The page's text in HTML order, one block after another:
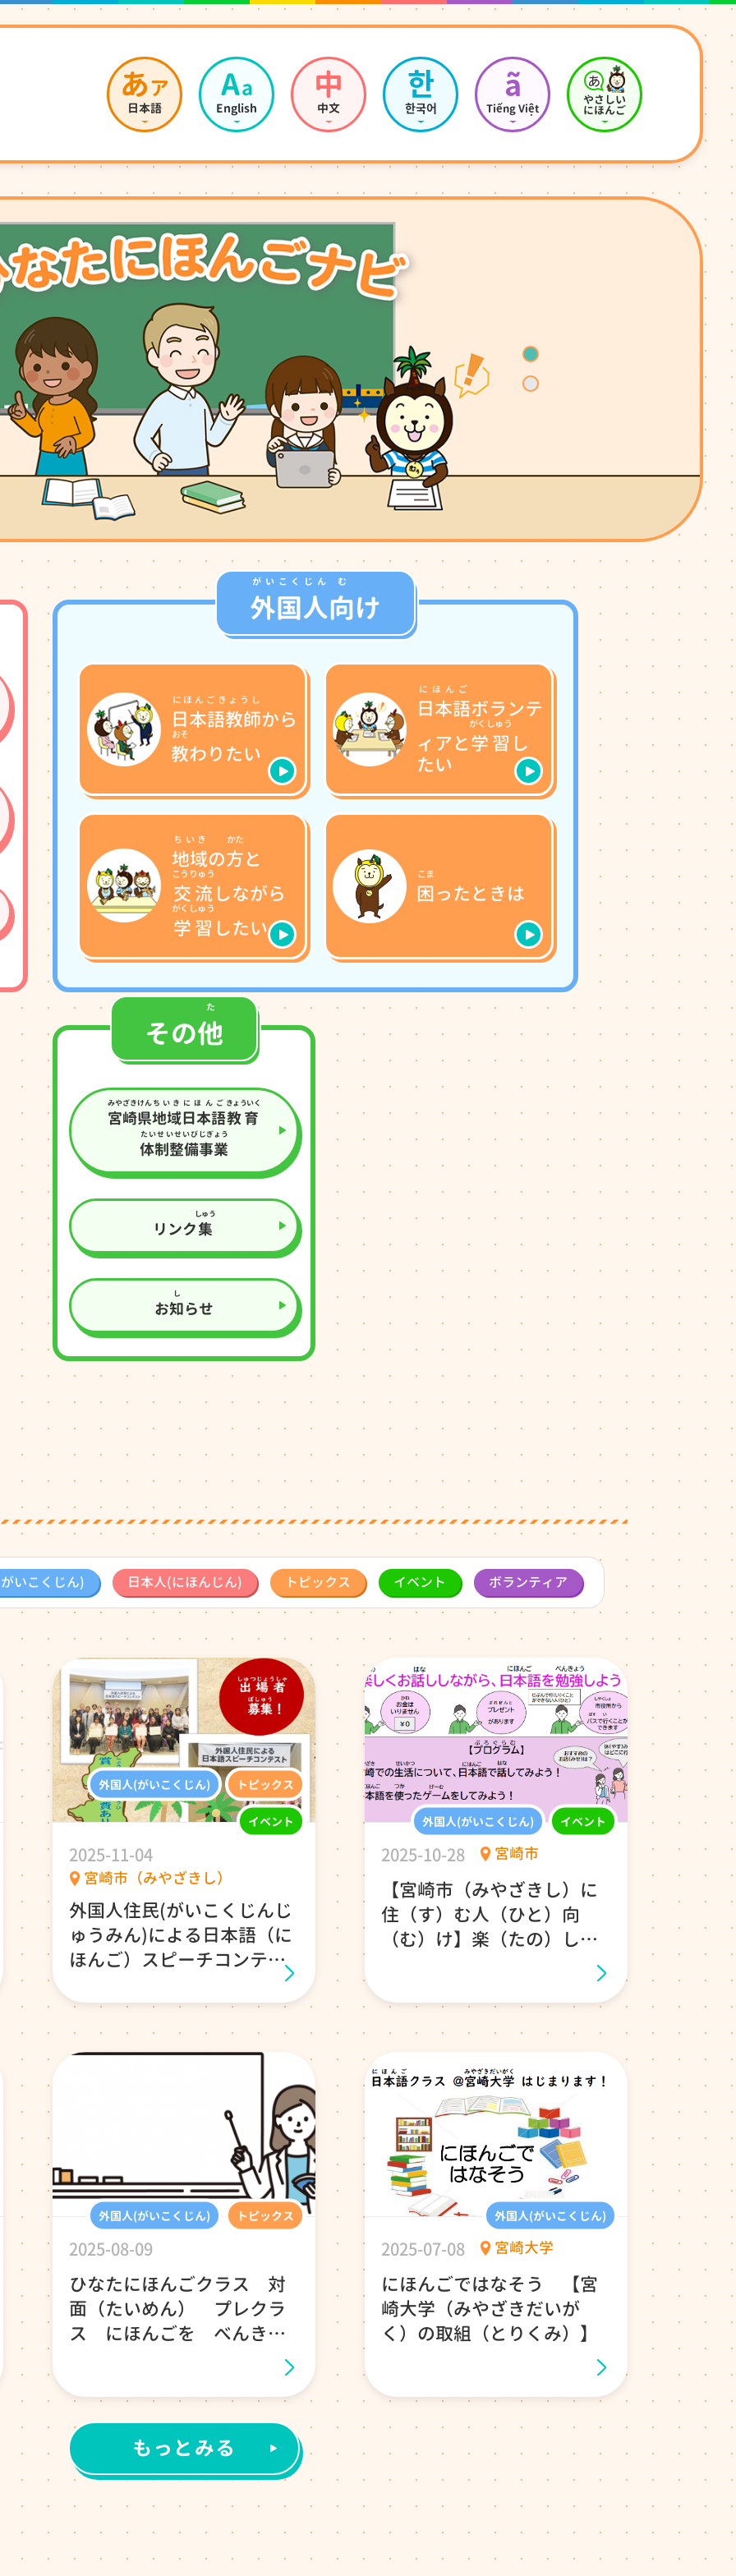
あア
日本語
Aa
English
中
中文
한
한국어
ã
Tiếng Việt
やさしい
にほんご
外国人
がいこくじん
向
む
け
日本語教師
にほんごきょうし
から
教
おそ
わりたい
日本語
にほんご
ボランテ
ィアと学習
がくしゅう
し
たい
地域
ちいき
の方
かた
と
交流
こうりゅう
しながら
学習
がくしゅう
したい
困
こま
ったときは
その他
た
宮崎県
みやざきけん
地域
ちいき
日本語
にほんご
教育
きょういく
体制整備
たいせいせいび
事業
じぎょう
リンク集
しゅう
お知
し
らせ
いこくじん) 日本人(にほんじん) トピックス イベント ボランティア
外国人(がいこくじん) トピックス
イベント
2025-11-04
宮崎市（みやざきし）
外国人住民(がいこくじんじ
ゅうみん)による日本語（に
ほんご）スピーチコンテス
トに出（で）る人（ひと）
を募集（ぼしゅう）してい
ます！
外国人(がいこくじん) イベント
2025-10-28 宮崎市
【宮崎市（みやざきし）に
住（す）む人（ひと）向
（む）け】楽（たの）しく
お話（はなし）しながら、
日本語（にほんご）を勉強
（べんきょう）しません
か
外国人(がいこくじん) トピックス
2025-08-09
ひなたにほんごクラス 対
面（たいめん） プレクラ
ス にほんごを べんきょ
外国人(がいこくじん)
2025-07-08 宮崎大学
にほんごではなそう 【宮
崎大学（みやざきだいが
く）の取組（とりくみ）】
もっとみる